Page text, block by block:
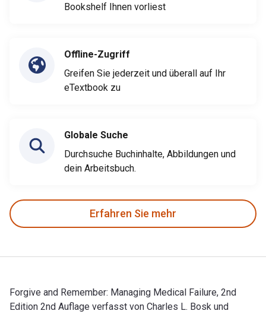
Bookshelf Ihnen vorliest
Offline-Zugriff
Greifen Sie jederzeit und überall auf Ihr
eTextbook zu
Globale Suche
Durchsuche Buchinhalte, Abbildungen und
dein Arbeitsbuch.
Erfahren Sie mehr
Forgive and Remember: Managing Medical Failure, 2nd
Edition 2nd Auflage verfasst von Charles L. Bosk und